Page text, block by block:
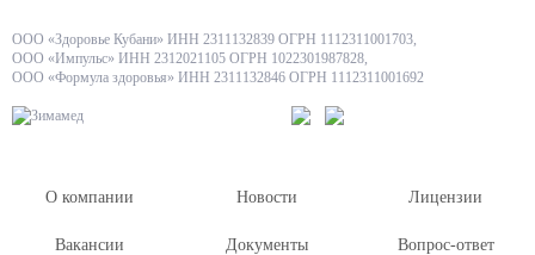
ООО «Здоровье Кубани» ИНН 2311132839 ОГРН 1112311001703,
ООО «Импульс» ИНН 2312021105 ОГРН 1022301987828,
ООО «Формула здоровья» ИНН 2311132846 ОГРН 1112311001692
О компании Новости Лицензии
Вакансии Документы Вопрос-ответ